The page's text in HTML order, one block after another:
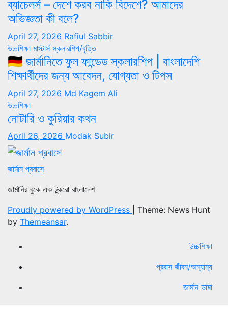
ব্যাচেলর্স – দেশে করব নাকি বিদেশে? আমাদের
অভিজ্ঞতা কী বলে?
April 27, 2026 Rafiul Sabbir
উচ্চশিক্ষা মাস্টার্সস্কলারশিপ/বৃত্তি
🇩🇪 জার্মানিতে ফুল ফান্ডেড স্কলারশিপ | বাংলাদেশি
শিক্ষার্থীদের জন্য আবেদন, যোগ্যতা ও টিপস
April 27, 2026 Md Kagem Ali
উচ্চশিক্ষা
নোটারি ও কুরিয়ার কথন
April 26, 2026 Modak Subir
জার্মান প্রবাসে
জার্মানির বুকে এক টুকরো বাংলাদেশ
Proudly powered by WordPress
Theme: News Hunt
by Themeansar.
উচ্চশিক্ষা
প্রবাস জীবন/অন্যান্য
জার্মান ভাষা